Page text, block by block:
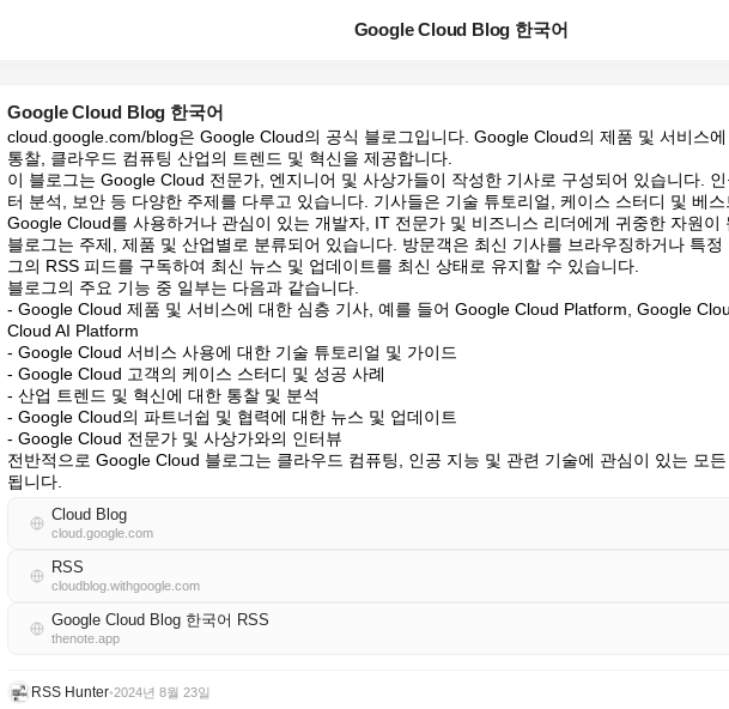
Google Cloud Blog 한국어
Google Cloud Blog 한국어
cloud.google.com/blog은 Google Cloud의 공식 블로그입니다. Google Cloud의 제품 및 서비스
통찰, 클라우드 컴퓨팅 산업의 트렌드 및 혁신을 제공합니다.
이 블로그는 Google Cloud 전문가, 엔지니어 및 사상가들이 작성한 기사로 구성되어 있습니다.
터 분석, 보안 등 다양한 주제를 다루고 있습니다. 기사들은 기술 튜토리얼, 케이스 스터디 및 베
Google Cloud를 사용하거나 관심이 있는 개발자, IT 전문가 및 비즈니스 리더에게 귀중한 자원이
블로그는 주제, 제품 및 산업별로 분류되어 있습니다. 방문객은 최신 기사를 브라우징하거나 특
그의 RSS 피드를 구독하여 최신 뉴스 및 업데이트를 최신 상태로 유지할 수 있습니다.
블로그의 주요 기능 중 일부는 다음과 같습니다.
- Google Cloud 제품 및 서비스에 대한 심층 기사, 예를 들어 Google Cloud Platform, Google
Cloud AI Platform
- Google Cloud 서비스 사용에 대한 기술 튜토리얼 및 가이드
- Google Cloud 고객의 케이스 스터디 및 성공 사례
- 산업 트렌드 및 혁신에 대한 통찰 및 분석
- Google Cloud의 파트너쉽 및 협력에 대한 뉴스 및 업데이트
- Google Cloud 전문가 및 사상가와의 인터뷰
전반적으로 Google Cloud 블로그는 클라우드 컴퓨팅, 인공 지능 및 관련 기술에 관심이 있는 모
됩니다.
Cloud Blog
cloud.google.com
RSS
cloudblog.withgoogle.com
Google Cloud Blog 한국어 RSS
thenote.app
RSS Hunter•2024년 8월 23일